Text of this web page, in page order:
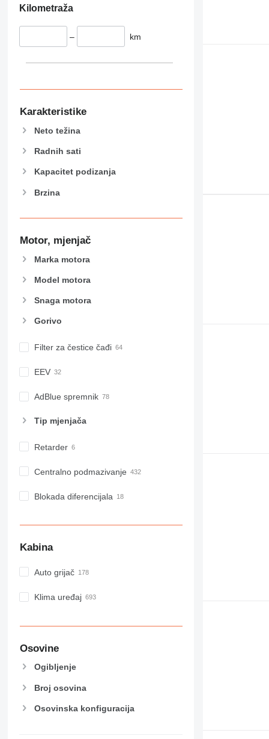
963
973
982
988
990
AP
C-series
CS
E-series
F-series
GC
M-series
MH
PM
Kilometraža
– km
Karakteristike
Neto težina
Radnih sati
Kapacitet podizanja
Brzina
Motor, mjenjač
Marka motora
Model motora
Snaga motora
Gorivo
Filter za čestice čađi
EEV
AdBlue spremnik
Tip mјenjača
Retarder
Centralno podmazivanje
Blokada diferencijala
Kabina
Auto grijač
Klima uređaj
Osovine
Ogibljenje
Broj osovina
Osovinska konfiguracija